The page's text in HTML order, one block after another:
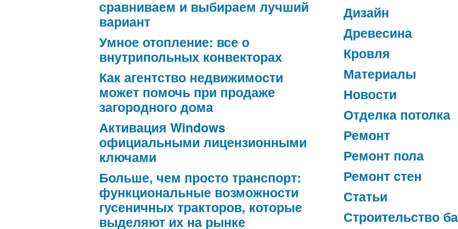
сравниваем и выбираем лучший
вариант
Умное отопление: все о
внутрипольных конвекторах
Как агентство недвижимости
может помочь при продаже
загородного дома
Активация Windows
официальными лицензионными
ключами
Больше, чем просто транспорт:
функциональные возможности
гусеничных тракторов, которые
выделяют их на рынке
Дизайн
Древесина
Кровля
Материалы
Новости
Отделка потолка
Ремонт
Ремонт пола
Ремонт стен
Статьи
Строительство